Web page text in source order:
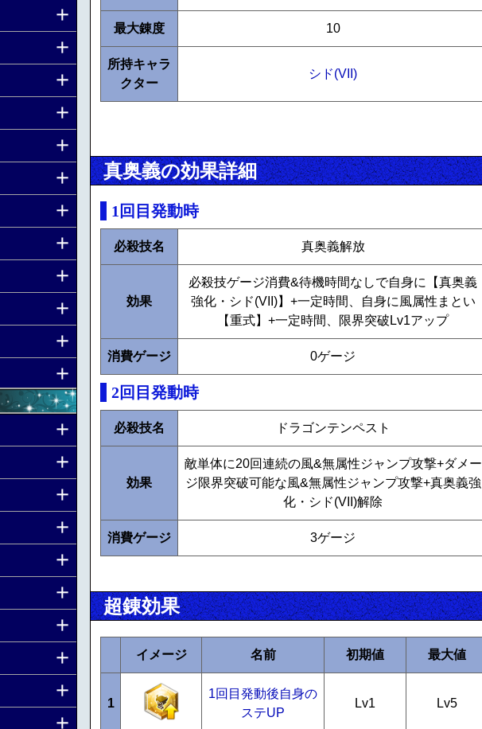
最大錬度 10
所持キャラ
クター
シド(VII)
真奥義の効果詳細
1回目発動時
必殺技名 真奥義解放
効果
必殺技ゲージ消費&待機時間なしで自身に【真奥義
強化・シド(VII)】+一定時間、自身に風属性まとい
【重式】+一定時間、限界突破Lv1アップ
消費ゲージ 0ゲージ
2回目発動時
必殺技名 ドラゴンテンペスト
効果
敵単体に20回連続の風&無属性ジャンプ攻撃+ダメー
ジ限界突破可能な風&無属性ジャンプ攻撃+真奥義強
化・シド(VII)解除
消費ゲージ 3ゲージ
超錬効果
イメージ 名前 初期値 最大値
1
1回目発動後自身の
ステUP
Lv1 Lv5